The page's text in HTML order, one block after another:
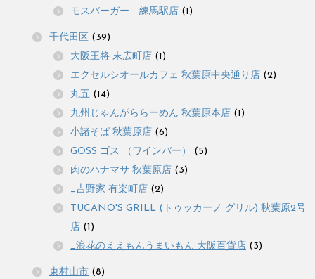
モスバーガー 練馬駅店 (1)
千代田区 (39)
大阪王将 末広町店 (1)
エクセルシオールカフェ 秋葉原中央通り店 (2)
丸五 (14)
九州じゃんがららーめん 秋葉原本店 (1)
小諸そば 秋葉原店 (6)
GOSS ゴス （ワインバー）
(5)
肉のハナマサ 秋葉原店 (3)
_吉野家 有楽町店 (2)
TUCANO'S GRILL (トゥッカーノ グリル) 秋葉原2号
店 (1)
_浪花のええもんうまいもん 大阪百貨店 (3)
東村山市 (8)